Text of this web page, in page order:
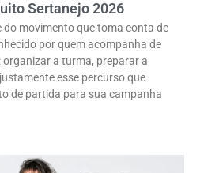
Sertanejo 2026
do movimento que toma conta de
por quem acompanha de
a turma, preparar a
esse percurso que
de partida para sua campanha